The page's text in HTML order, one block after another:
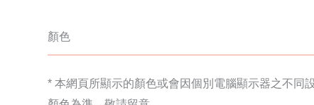
顏色
* 本網頁所顯示的顏色或會因個別電腦顯示器之不同